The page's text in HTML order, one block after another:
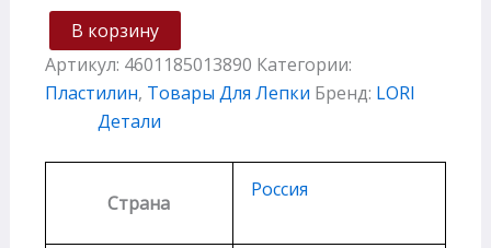
В корзину
Артикул: 4601185013890 Категории:
Пластилин, Товары Для Лепки Бренд: LORI
Детали
Страна
Россия